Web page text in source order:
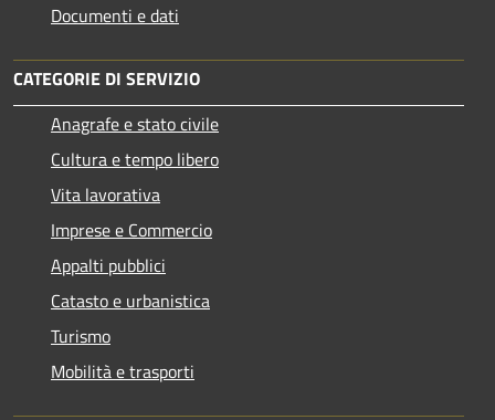
Documenti e dati
CATEGORIE DI SERVIZIO
Anagrafe e stato civile
Cultura e tempo libero
Vita lavorativa
Imprese e Commercio
Appalti pubblici
Catasto e urbanistica
Turismo
Mobilità e trasporti